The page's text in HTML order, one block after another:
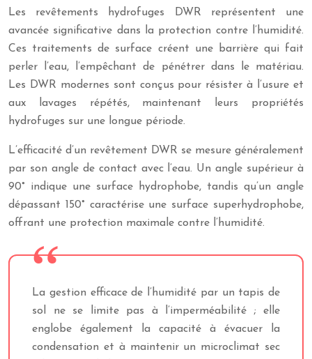
Les revêtements hydrofuges DWR représentent une
avancée significative dans la protection contre l’humidité.
Ces traitements de surface créent une barrière qui fait
perler l’eau, l’empêchant de pénétrer dans le matériau.
Les DWR modernes sont conçus pour résister à l’usure et
aux lavages répétés, maintenant leurs propriétés
hydrofuges sur une longue période.
L’efficacité d’un revêtement DWR se mesure généralement
par son angle de contact avec l’eau. Un angle supérieur à
90° indique une surface hydrophobe, tandis qu’un angle
dépassant 150° caractérise une surface superhydrophobe,
offrant une protection maximale contre l’humidité.
La gestion efficace de l’humidité par un tapis de
sol ne se limite pas à l’imperméabilité ; elle
englobe également la capacité à évacuer la
condensation et à maintenir un microclimat sec